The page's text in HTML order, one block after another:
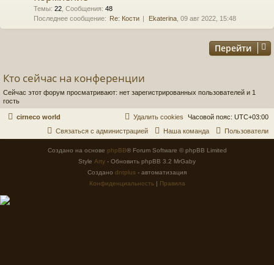
Темы: 22 Сообщения: 48
Последнее сообщение: Re: Кости Ekaterina , 09 авг 2022, 15:48
Перейти
Кто сейчас на конференции
Сейчас этот форум просматривают: нет зарегистрированных пользователей и 1
гость
cirneco world Часовой пояс: UTC+03:00
Удалить cookies
Пользователи
Наша команда
Связаться с администрацией
Создано на основе phpBB® Forum Software © phpBB Limited
Style Arty - Обновить phpBB 3.2 MrGaby
Создано dntplus - автоматизация
Конфиденциальность| Правила